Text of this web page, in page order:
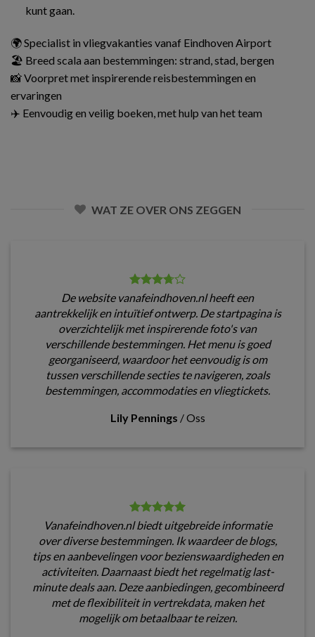
kunt gaan.
🌍 Specialist in vliegvakanties vanaf Eindhoven Airport
🏖️ Breed scala aan bestemmingen: strand, stad, bergen
📸 Voorpret met inspirerende reisbestemmingen en
ervaringen
✈️ Eenvoudig en veilig boeken, met hulp van het team
WAT ZE OVER ONS ZEGGEN
De website vanafeindhoven.nl heeft een
aantrekkelijk en intuïtief ontwerp. De startpagina is
overzichtelijk met inspirerende foto's van
verschillende bestemmingen. Het menu is goed
georganiseerd, waardoor het eenvoudig is om
tussen verschillende secties te navigeren, zoals
bestemmingen, accommodaties en vliegtickets.
Lily Pennings /Oss
Vanafeindhoven.nl biedt uitgebreide informatie
over diverse bestemmingen. Ik waardeer de blogs,
tips en aanbevelingen voor bezienswaardigheden en
activiteiten. Daarnaast biedt het regelmatig last-
minute deals aan. Deze aanbiedingen, gecombineerd
met de flexibiliteit in vertrekdata, maken het
mogelijk om betaalbaar te reizen.